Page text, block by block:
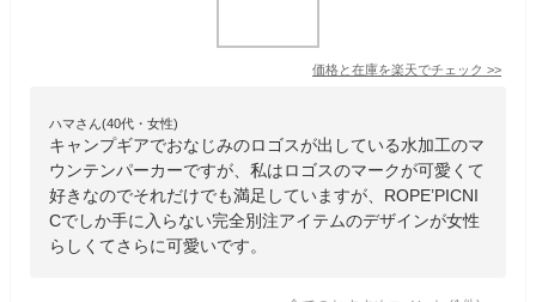
価格と在庫を楽天でチェック >>
ハマさん(40代・女性)
キャンプギアでおなじみのロゴスが出している水加工のマ
ウンテンパーカーですが、私はロゴスのマークが可愛くて
好きなのでそれだけでも満足していますが、ROPE’PICNI
Cでしか手に入らない完全別注アイテムのデザインが女性
らしくてさらに可愛いです。